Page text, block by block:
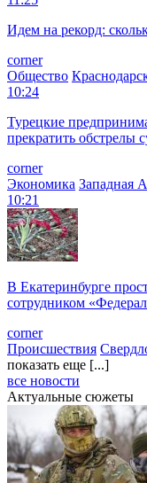
Идем на рекорд:
corner
Общество
10:24
Турецкие
прекратить обстрелы
corner
Экономика Западная
10:21
В Екатеринбурге
сотрудником
corner
Происшествия
показать еще [...]
все новости
Актуальные сюжеты